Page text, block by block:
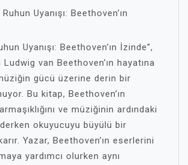
Uyanışı: Beethoven’ın
Uyanışı: Beethoven’ın İzinde”,
van Beethoven’ın hayatına
gücü üzerine derin bir
Bu kitap, Beethoven’ın
ve müziğinin ardındaki
okuyucuyu büyülü bir
Yazar, Beethoven’ın eserlerini
yardımcı olurken aynı